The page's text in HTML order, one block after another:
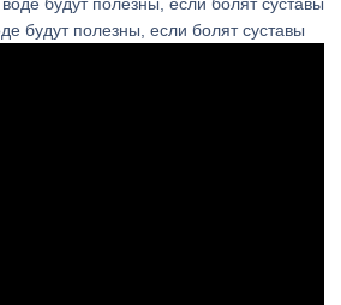
будут полезны, если болят суставы